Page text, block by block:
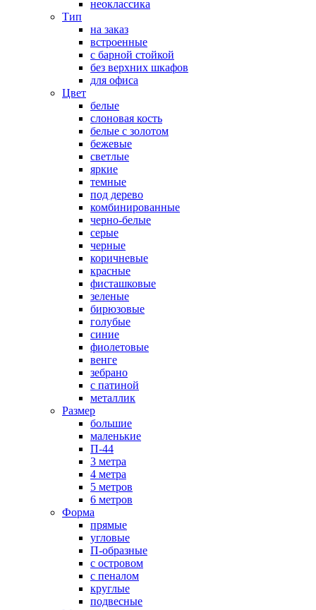
неоклассика
Тип
на заказ
встроенные
с барной стойкой
без верхних шкафов
для офиса
Цвет
белые
слоновая кость
белые с золотом
бежевые
светлые
яркие
темные
под дерево
комбинированные
черно-белые
серые
черные
коричневые
красные
фисташковые
зеленые
бирюзовые
голубые
синие
фиолетовые
венге
зебрано
с патиной
металлик
Размер
большие
маленькие
П-44
3 метра
4 метра
5 метров
6 метров
Форма
прямые
угловые
П-образные
с островом
с пеналом
круглые
подвесные